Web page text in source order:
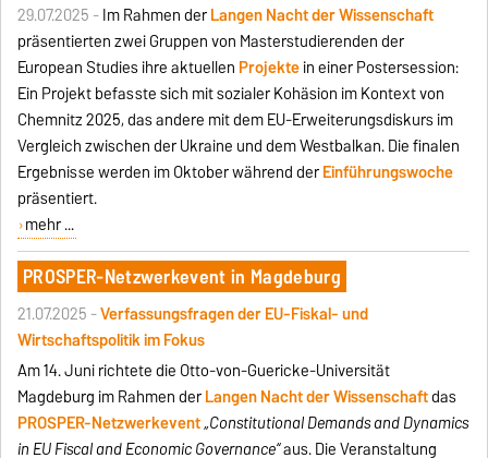
29.07.2025 -Im Rahmen derLangen Nacht der Wissenschaft
präsentierten zwei Gruppen von Masterstudierenden der
European Studies ihre aktuellen Projektein einer Postersession:
Ein Projekt befasste sich mit sozialer Kohäsion im Kontext von
Chemnitz 2025, das andere mit dem EU-Erweiterungsdiskurs im
Vergleich zwischen der Ukraine und dem Westbalkan. Die finalen
Ergebnisse werden im Oktober während derEinführungswoche
präsentiert.
mehr ...
PROSPER-Netzwerkevent in Magdeburg
21.07.2025 -Verfassungsfragen der EU-Fiskal- und
Wirtschaftspolitik im Fokus
Am 14. Juni richtete die Otto-von-Guericke-Universität
Magdeburg im Rahmen derLangen Nacht der Wissenschaftdas
PROSPER-Netzwerkevent„Constitutional Demands and Dynamics
in EU Fiscal and Economic Governance“aus. Die Veranstaltung